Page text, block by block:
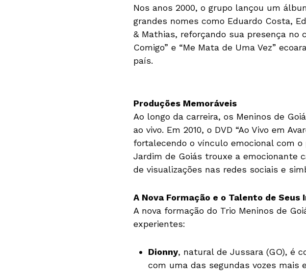
Nos anos 2000, o grupo lançou um
grandes nomes como Eduardo Costa,
& Mathias, reforçando sua presença no
Comigo” e “Me Mata de Uma Vez”
país.
Produções Memoráveis
Ao longo da carreira, os Meninos de
ao vivo. Em 2010, o DVD “Ao Vivo em
fortalecendo o vínculo emocional com o
Jardim de Goiás trouxe a emocionante
de visualizações nas redes sociais e
A Nova Formação e o Talento de
A nova formação do Trio Meninos de
experientes:
Dionny, natural de Jussara (GO), é
com uma das segundas vozes mais